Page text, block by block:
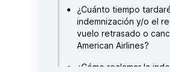
¿Cuánto tiempo
indemnización y/o el
vuelo retrasado o
American Airlines?
¿Cómo reclamar la